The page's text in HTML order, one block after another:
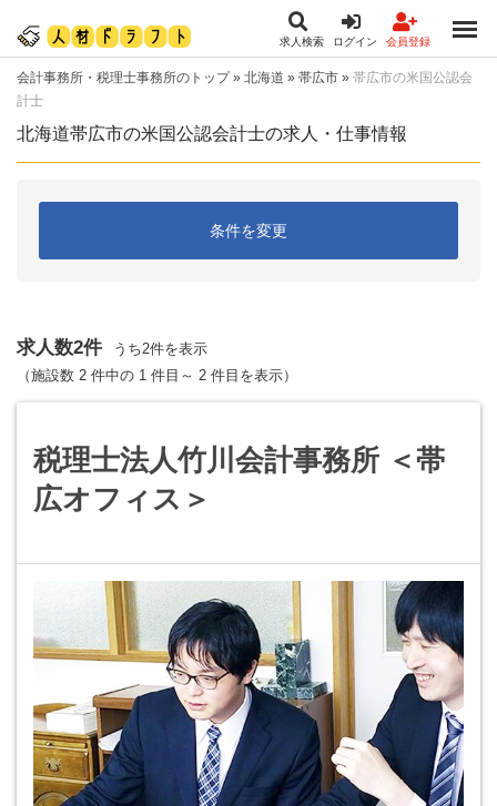
求人検索 ログイン 会員登録
会計事務所・税理士事務所のトップ» 北海道 » 帯広市 » 帯広市の米国公認会
計士
北海道帯広市の米国公認会計士の求人・仕事情報
条件を変更
求人数2件
うち2件を表示
（施設数 2 件中の 1 件目～ 2 件目を表示）
税理士法人竹川会計事務所 ＜帯
広オフィス＞